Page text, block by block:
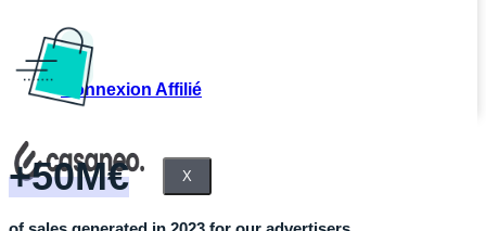
Connexion Affilié
X
+50M€